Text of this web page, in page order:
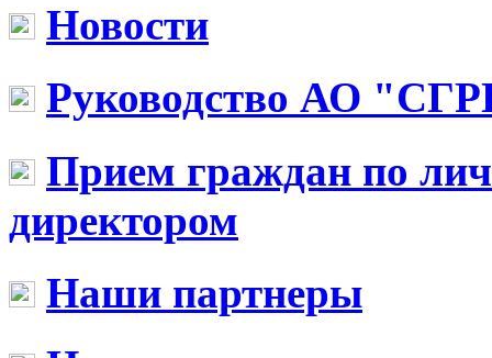
Новости
Руководство АО
Прием граждан по
директором
Наши партнеры